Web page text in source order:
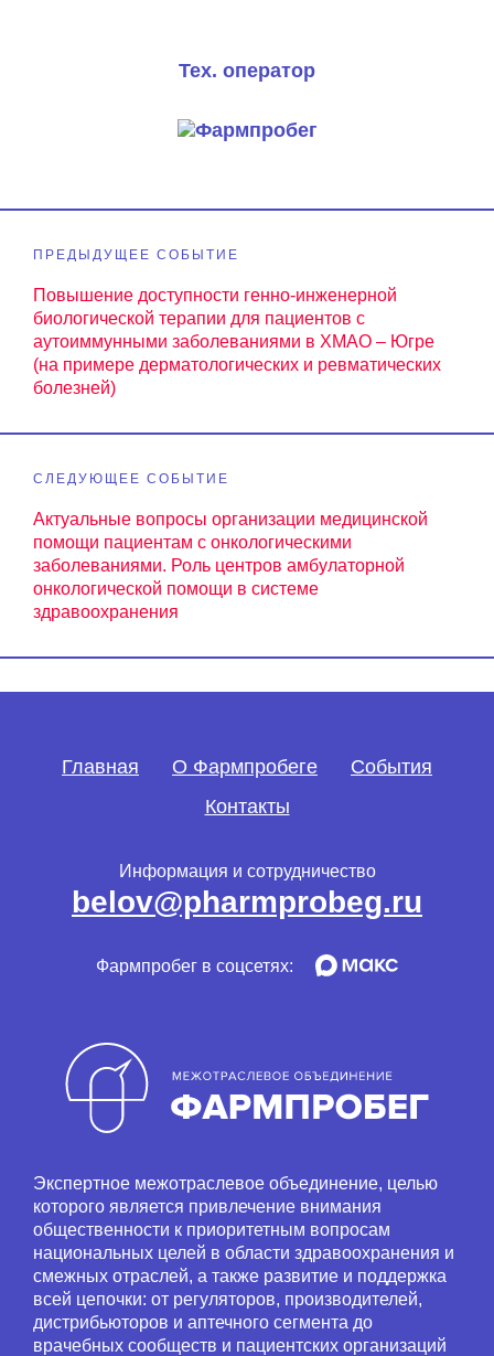
Тех. оператор
ПРЕДЫДУЩЕЕ СОБЫТИЕ
Повышение доступности генно-инженерной
биологической терапии для пациентов с
аутоиммунными заболеваниями в ХМАО – Югре
(на примере дерматологических и ревматических
болезней)
СЛЕДУЮЩЕЕ СОБЫТИЕ
Актуальные вопросы организации медицинской
помощи пациентам с онкологическими
заболеваниями. Роль центров амбулаторной
онкологической помощи в системе
здравоохранения
Главная О Фармпробеге
События
Контакты
Информация и сотрудничество
belov@pharmprobeg.ru
Фармпробег в соцсетях:
Экспертное межотраслевое объединение, целью
которого является привлечение внимания
общественности к приоритетным вопросам
национальных целей в области здравоохранения и
смежных отраслей, а также развитие и поддержка
всей цепочки: от регуляторов, производителей,
дистрибьюторов и аптечного сегмента до
врачебных сообществ и пациентских организаций